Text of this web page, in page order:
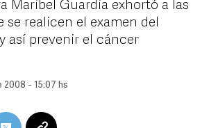
Maribel Guardia exhortó a las
se realicen el examen del
así prevenir el cáncer
- 15:07 hs